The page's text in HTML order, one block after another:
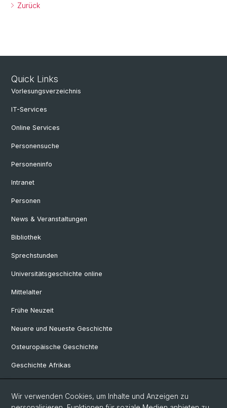
Zurück
Quick Links
Vorlesungsverzeichnis
IT-Services
Online Services
Personensuche
Personeninfo
Intranet
Personen
News & Veranstaltungen
Bibliothek
Sprechstunden
Universitätsgeschichte online
Mittelalter
Frühe Neuzeit
Neuere und Neueste Geschichte
Osteuropäische Geschichte
Geschichte Afrikas
Social Media
Wir verwenden Cookies, um Inhalte und Anzeigen zu